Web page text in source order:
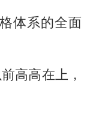
体系的全面
高高在上，